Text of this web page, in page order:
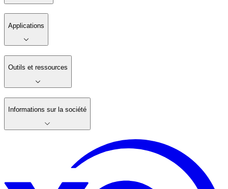
Applications
Outils et ressources
Informations sur la société